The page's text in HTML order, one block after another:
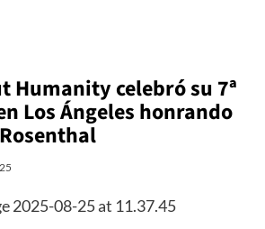
Humanity celebró su 7ª
Los Ángeles honrando